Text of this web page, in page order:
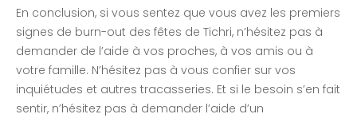
En conclusion, si vous sentez que vous avez les premiers
signes de burn-out des fêtes de Tichri, n’hésitez pas à
demander de l’aide à vos proches, à vos amis ou à
votre famille. N’hésitez pas à vous confier sur vos
inquiétudes et autres tracasseries. Et si le besoin s’en fait
sentir, n’hésitez pas à demander l’aide d’un